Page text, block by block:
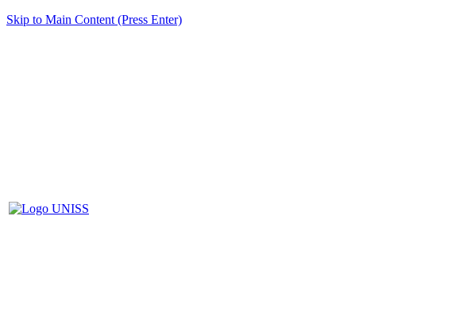
Skip to Main Content (Press Enter)